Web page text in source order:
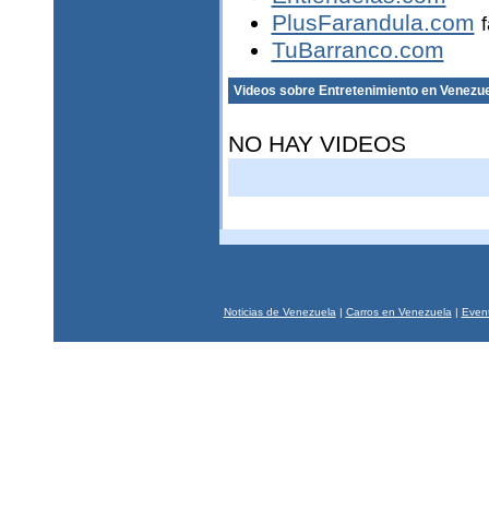
PlusFarandula.com
TuBarranco.com
Videos sobre Entretenimiento en
NO HAY VIDEOS
Noticias de Venezuela | Carros en Venezuela |